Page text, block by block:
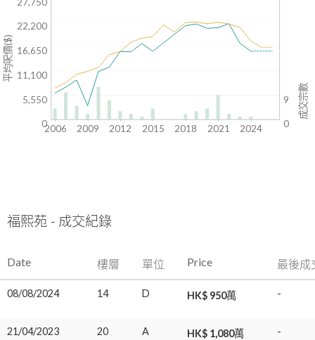
9
0
2006 2009 2012 2015 2018 2021 2024
成交宗數
22,200
16,650
11,100
5,550
0
平均呎價($)
福熙苑 - 成交紀錄
Date 樓層 單位 Price 最後成
08/08/2024 14 D HK$ 950萬 -
21/04/2023 20 A HK$ 1,080萬 -